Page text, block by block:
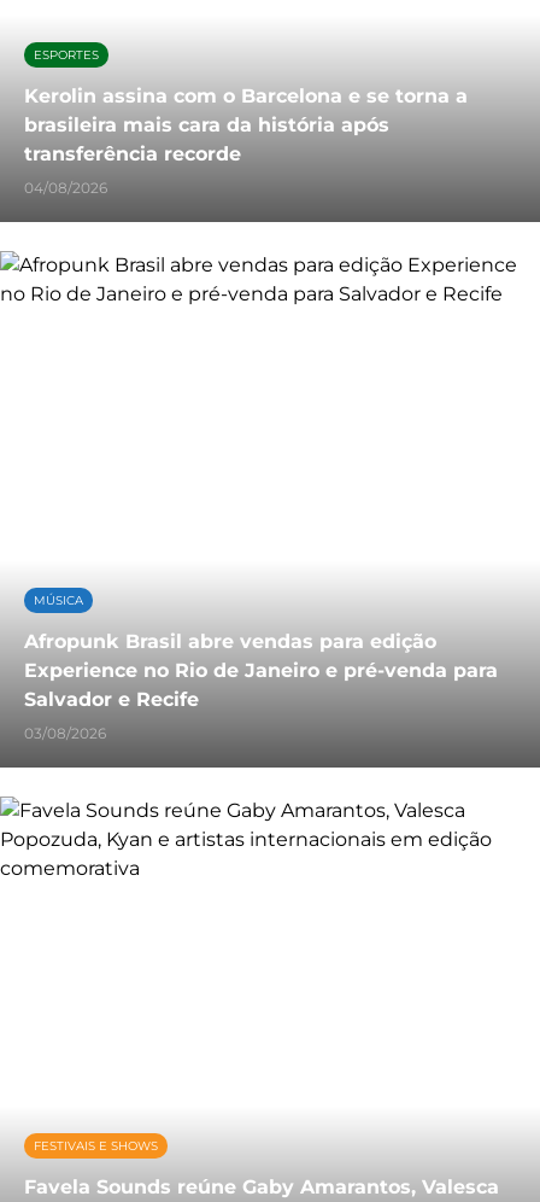
ESPORTES
Kerolin assina com o Barcelona e se torna a
brasileira mais cara da história após
transferência recorde
04/08/2026
MÚSICA
Afropunk Brasil abre vendas para edição
Experience no Rio de Janeiro e pré-venda para
Salvador e Recife
03/08/2026
FESTIVAIS E SHOWS
Favela Sounds reúne Gaby Amarantos, Valesca